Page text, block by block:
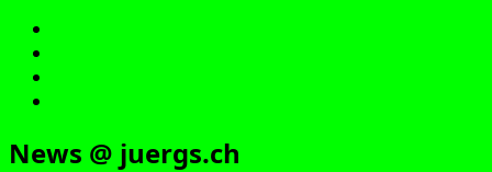
News @ juergs.ch